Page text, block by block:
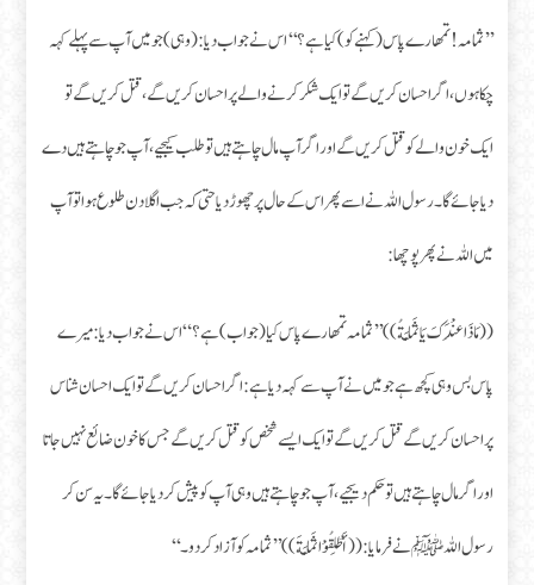
’’ثمامہ! تمھارے پاس (کہنے کو) کیا ہے؟‘‘ اس نے جواب دیا:(وہی) جو میں آپ سے پہلے کہہ
چکا ہوں، اگر احسان کریں گے تو ایک شکر کرنے والے پر احسان کریں گے، قتل کریں گے تو
ایک خون والے کو قتل کریں گے اور اگر آپ مال چاہتے ہیں تو طلب کیجیے، آپ جو چاہتے ہیں دے
دیا جائے گا۔ رسول اللہ نے اسے پھر اس کے حال پر چھوڑ دیا حتی کہ جب اگلا دن طلوع ہوا تو آپ
میں اللہ نے پھر پوچھا:
((مَاذَا عِنْدَكَ يَا ثَمَامَةُ)) ’’ثمامہ تمھارے پاس کیا (جواب) ہے؟“ اس نے جواب دیا: میرے
پاس بس وہی کچھ ہے جو میں نے آپ سے کہہ دیا ہے: اگر احسان کریں گے تو ایک احسان شناس
پر احسان کریں گے قتل کریں گے تو ایک ایسے شخص کو قتل کریں گے جس کا خون ضائع نہیں جاتا
اور اگر مال چاہتے ہیں تو حکم دیجیے، آپ جو چاہتے ہیں وہی آپ کو پیش کر دیا جائے گا۔ یہ سن کر
رسول اللہﷺ نے فرمایا: ((أَطْلِقُوْا ثَمَامَةَ)) ’’ثمامہ کو آزاد کر دو۔‘‘